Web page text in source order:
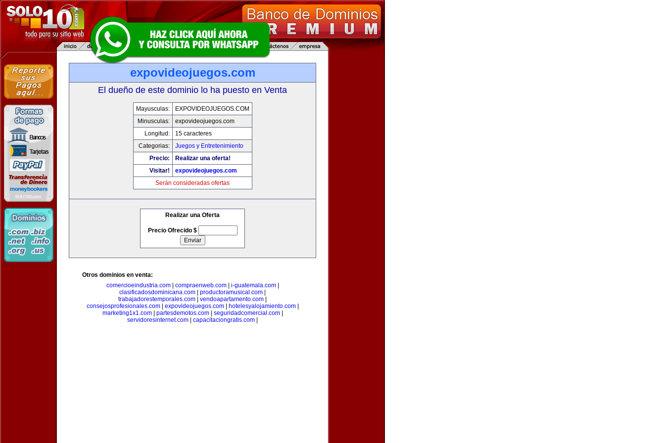
expovideojuegos.com
El dueño de este dominio lo ha puesto en Venta
Mayusculas:
EXPOVIDEOJUEGOS.COM
Minusculas:
expovideojuegos.com
Longitud:
15 caracteres
Categorias:
Juegos y Entretenimiento
Precio:
Realizar una oferta!
Visitar!
expovideojuegos.com
Serán consideradas ofertas
Realizar una Oferta
Precio Ofrecido $
Otros dominios en venta:
comercioeindustria.com| compraenweb.com| i-guatemala.com|
clasificadosdominicana.com
productoramusical.com
trabajadorestemporales.com
vendoapartamento.com
consejosprofesionales.com| expovideojuegos.com| hotelesyalojamiento.com|
marketing1x1.com| partesdemotos.com| seguridadcomercial.com|
servidoresinternet.com
capacitaciongratis.com